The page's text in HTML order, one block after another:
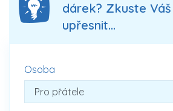
dárek? Zkuste
upřesnit...
Osoba